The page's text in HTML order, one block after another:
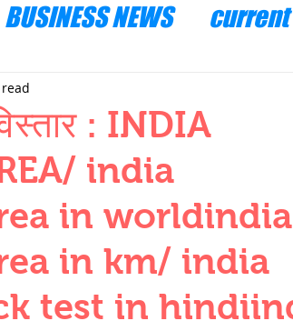
BUSINESS NEWS
AND FLUID
AND UNITS
SURVEYING
ENGNN
: INDIA
india
in worldindia
in km/ india
test in